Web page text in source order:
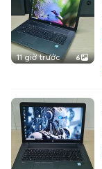
11 giờ trước 6